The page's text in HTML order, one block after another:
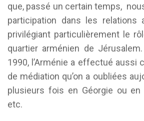
que, passé un certain temps,
participation dans les relations
privilégiant particulièrement le
quartier arménien de
1990, l’Arménie a effectué aussi
de médiation qu’on a oubliées
plusieurs fois en Géorgie ou en
etc.